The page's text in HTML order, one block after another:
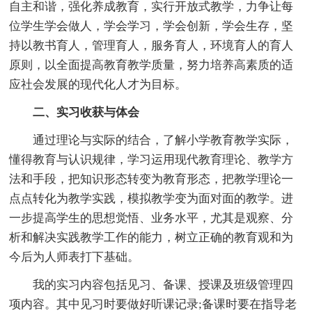
自主和谐，强化养成教育，实行开放式教学，力争让每
位学生学会做人，学会学习，学会创新，学会生存，坚
持以教书育人，管理育人，服务育人，环境育人的育人
原则，以全面提高教育教学质量，努力培养高素质的适
应社会发展的现代化人才为目标。
二、实习收获与体会
通过理论与实际的结合，了解小学教育教学实际，
懂得教育与认识规律，学习运用现代教育理论、教学方
法和手段，把知识形态转变为教育形态，把教学理论一
点点转化为教学实践，模拟教学变为面对面的教学。进
一步提高学生的思想觉悟、业务水平，尤其是观察、分
析和解决实践教学工作的能力，树立正确的教育观和为
今后为人师表打下基础。
我的实习内容包括见习、备课、授课及班级管理四
项内容。其中见习时要做好听课记录;备课时要在指导老